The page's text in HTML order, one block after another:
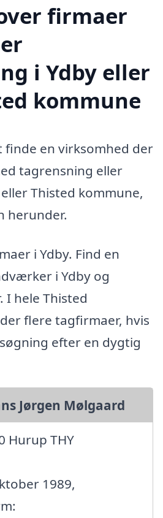
firmaer
i Ydby eller
kommune
finde en virksomhed der
tagrensning eller
Thisted kommune,
herunder.
i Ydby. Find en
i Ydby og
I hele Thisted
flere tagfirmaer, hvis
efter en dygtig
Jørgen Mølgaard
Hurup THY
1989,